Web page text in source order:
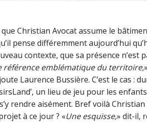
Christian Avocat assume le
pense différemment aujourd’hui
contexte, que sa présence n’est
référence emblématique du territoire,
Laurence Bussière. C’est le cas :
un lieu de jeu pour les
rendre aisément. Bref voilà
à ce jour ? «Une esquisse,» dit-il,